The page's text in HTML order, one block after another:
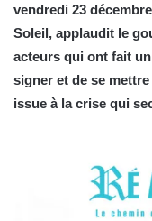
vendredi 23
Soleil, applaudit le
acteurs qui ont fait
signer et de se
issue à la crise qui